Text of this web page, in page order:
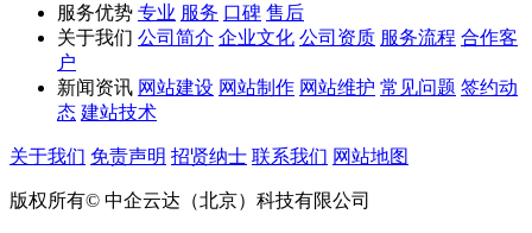
服务优势 专业 服务 口碑 售后
关于我们 公司简介 企业文化 公司资质 服务流程 合作客
户
新闻资讯 网站建设 网站制作 网站维护 常见问题 签约动
态 建站技术
关于我们 免责声明 招贤纳士 联系我们 网站地图
版权所有© 中企云达（北京）科技有限公司